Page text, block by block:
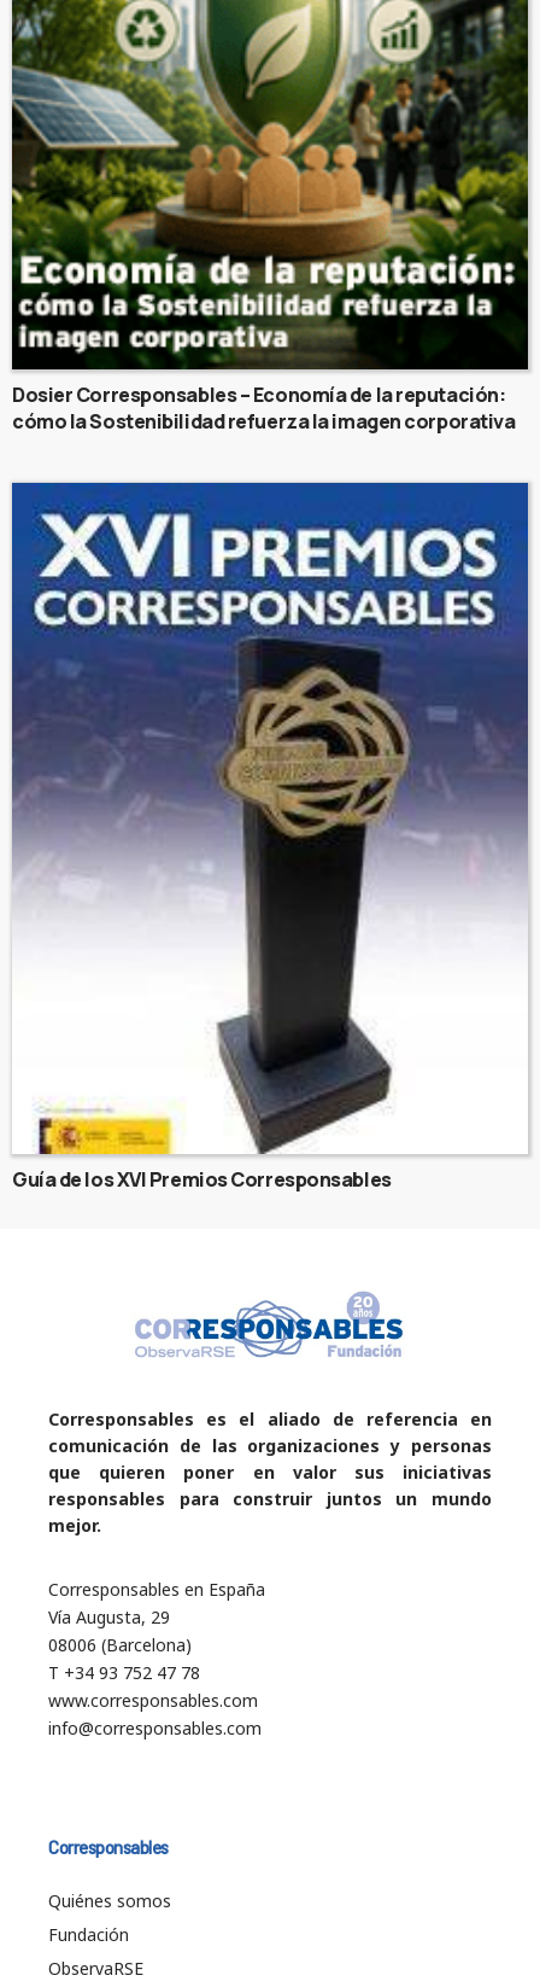
Dosier Corresponsables – Economía de la reputación:
cómo la Sostenibilidad refuerza la imagen corporativa
Guía de los XVI Premios Corresponsables
Corresponsables es el aliado de referencia en
comunicación de las organizaciones y personas
que quieren poner en valor sus iniciativas
responsables para construir juntos un mundo
mejor.
Corresponsables en España
Vía Augusta, 29
08006 (Barcelona)
T +34 93 752 47 78
www.corresponsables.com
info@corresponsables.com
Corresponsables
Quiénes somos
Fundación
ObservaRSE